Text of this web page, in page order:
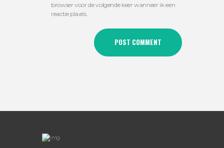
browser voor de volgende keer wanneer ik een
reactie plaats.